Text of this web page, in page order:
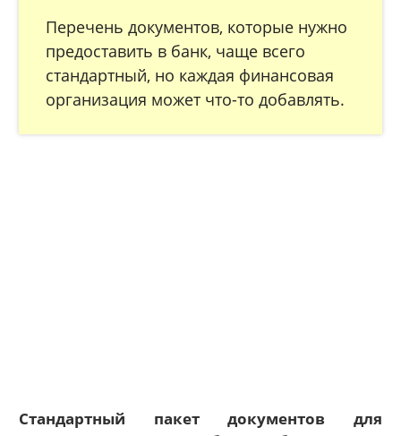
Перечень документов, которые нужно
предоставить в банк, чаще всего
стандартный, но каждая финансовая
организация может что-то добавлять.
Стандартный пакет документов для